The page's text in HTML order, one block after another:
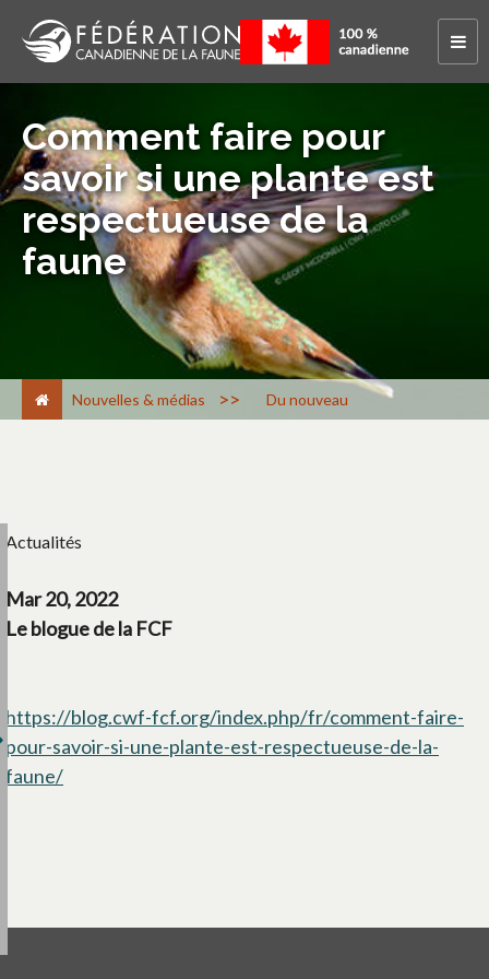
Comment faire pour
savoir si une plante est
respectueuse de la
faune
Nouvelles & médias > Du nouveau
Actualités
Mar 20, 2022
Le blogue de la FCF
https://blog.cwf-fcf.org/index.php/fr/comment-faire-
pour-savoir-si-une-plante-est-respectueuse-de-la-
faune/